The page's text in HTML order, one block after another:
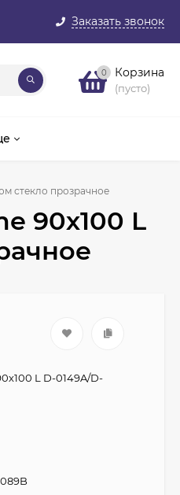
Заказать звонок
0 Корзина
(пусто)
стекло прозрачное
90х100 L
L D-0149A/D-